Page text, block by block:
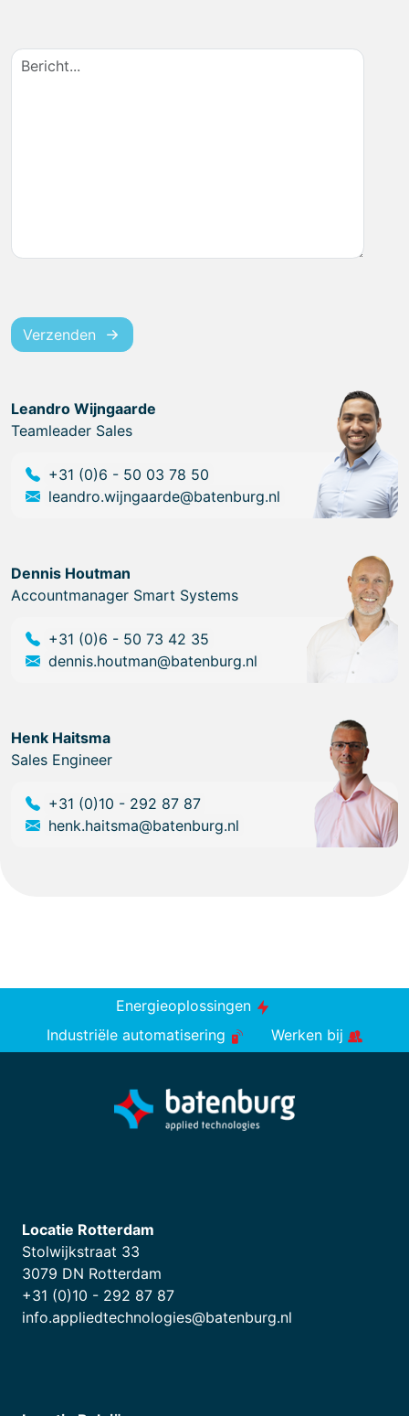
Verzenden
Leandro Wijngaarde
Teamleader Sales
+31 (0)6 - 50 03 78 50
leandro.wijngaarde@batenburg.nl
Dennis Houtman
Accountmanager Smart Systems
+31 (0)6 - 50 73 42 35
dennis.houtman@batenburg.nl
Henk Haitsma
Sales Engineer
+31 (0)10 - 292 87 87
henk.haitsma@batenburg.nl
Energieoplossingen
Industriële automatisering
Werken bij
Locatie Rotterdam
Stolwijkstraat 33
3079 DN Rotterdam
+31 (0)10 - 292 87 87
info.appliedtechnologies@batenburg.nl